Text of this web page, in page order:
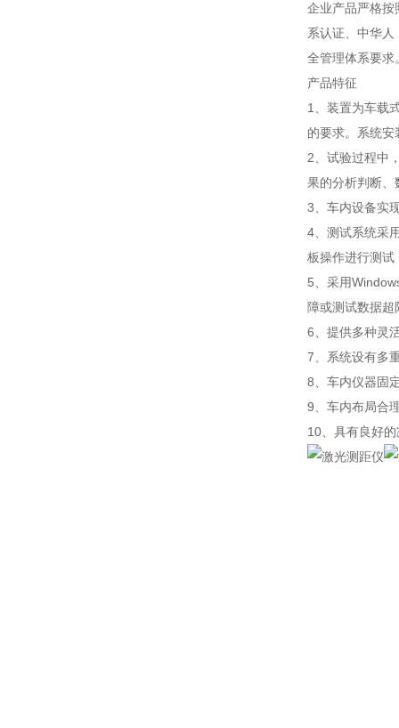
企业产品严格按
系认证、中华
全管理体系要求
产品特征
1、装置为车载
的要求。系统
2、试验过程中
果的分析判断、
3、车内设备实
4、测试系统采
板操作进行测试
5、采用
障或测试数据
6、提供多种灵
7、系统设有多
8、车内仪器固
9、车内布局合
10、具有良好